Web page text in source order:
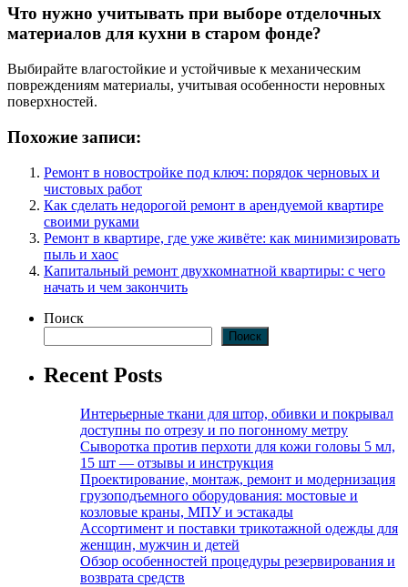
Что нужно учитывать при выборе отделочных
материалов для кухни в старом фонде?
Выбирайте влагостойкие и устойчивые к механическим
повреждениям материалы, учитывая особенности неровных
поверхностей.
Похожие записи:
Ремонт в новостройке под ключ: порядок черновых и
чистовых работ
Как сделать недорогой ремонт в арендуемой квартире
своими руками
Ремонт в квартире, где уже живёте: как минимизировать
пыль и хаос
Капитальный ремонт двухкомнатной квартиры: с чего
начать и чем закончить
Поиск
Поиск
Recent Posts
Интерьерные ткани для штор, обивки и покрывал
доступны по отрезу и по погонному метру
Сыворотка против перхоти для кожи головы 5 мл,
15 шт — отзывы и инструкция
Проектирование, монтаж, ремонт и модернизация
грузоподъемного оборудования: мостовые и
козловые краны, МПУ и эстакады
Ассортимент и поставки трикотажной одежды для
женщин, мужчин и детей
Обзор особенностей процедуры резервирования и
возврата средств